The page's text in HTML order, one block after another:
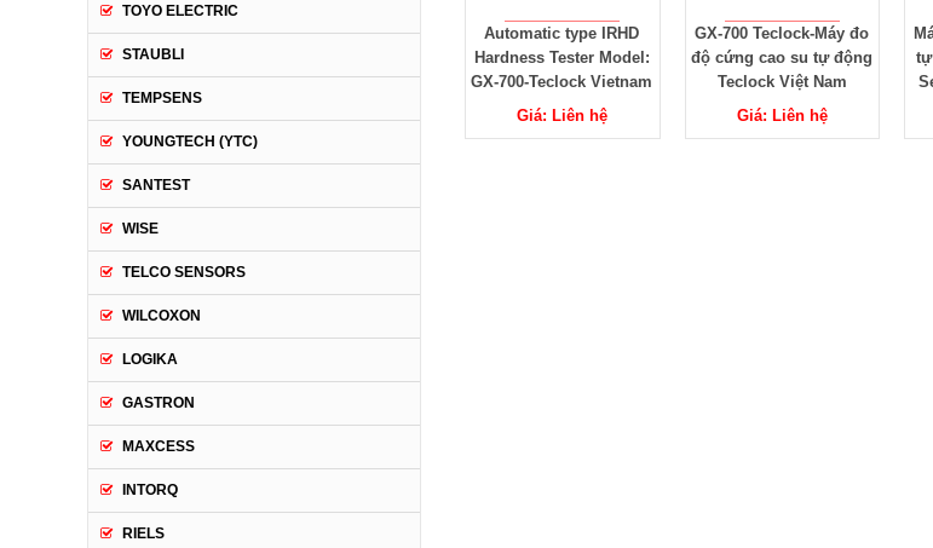
Đại lý Teclock
Automatic type IRHD
GX-700-Teclock Vietnam
GX-700 Teclock-Máy đo
độ cứng cao su tự động
Teclock Việt Nam
Giá: Liên hệ
Máy đo độ cứng cao su
tự động Teclock GX-02
Series,GX-02A,D,E,FO
Giá: Liên hệ
TOYO ELECTRIC
STAUBLI
TEMPSENS
YOUNGTECH (YTC)
SANTEST
WISE
TELCO SENSORS
WILCOXON
LOGIKA
GASTRON
MAXCESS
INTORQ
RIELS